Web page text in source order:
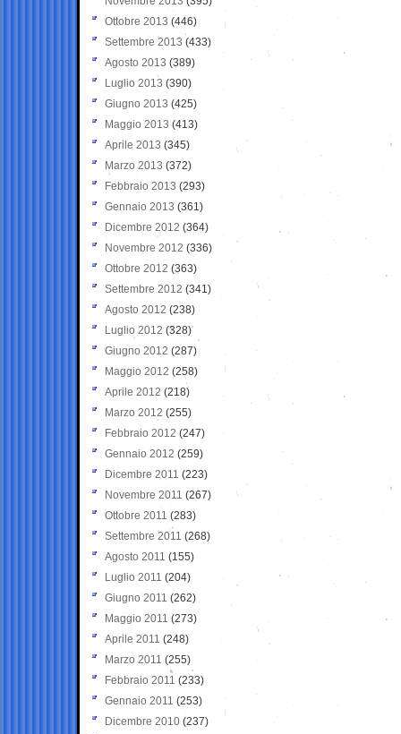
Ottobre 2013 (446)
Settembre 2013 (433)
Agosto 2013 (389)
Luglio 2013 (390)
Giugno 2013 (425)
Maggio 2013 (413)
Aprile 2013 (345)
Marzo 2013 (372)
Febbraio 2013 (293)
Gennaio 2013 (361)
Dicembre 2012 (364)
Novembre 2012 (336)
Ottobre 2012 (363)
Settembre 2012 (341)
Agosto 2012 (238)
Luglio 2012 (328)
Giugno 2012 (287)
Maggio 2012 (258)
Aprile 2012 (218)
Marzo 2012 (255)
Febbraio 2012 (247)
Gennaio 2012 (259)
Dicembre 2011 (223)
Novembre 2011 (267)
Ottobre 2011 (283)
Settembre 2011 (268)
Agosto 2011 (155)
Luglio 2011 (204)
Giugno 2011 (262)
Maggio 2011 (273)
Aprile 2011 (248)
Marzo 2011 (255)
Febbraio 2011 (233)
Gennaio 2011 (253)
Dicembre 2010 (237)